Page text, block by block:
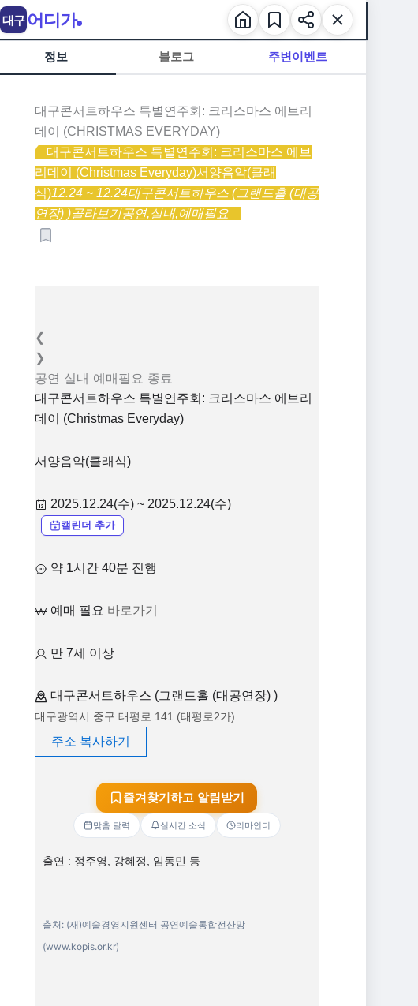
정보 블로그 주변이벤트
대구콘서트하우스 특별연주회: 크리스마스 에브리
데이 (CHRISTMAS EVERYDAY)
대구콘서트하우스 특별연주회: 크리스마스 에브
리데이 (Christmas Everyday)서양음악(클래
식)12.24 ~ 12.24대구콘서트하우스 (그랜드홀 (대공
연장) )골라보기공연,실내,예매필요
❮
❯
공연 실내 예매필요 종료
대구콘서트하우스 특별연주회: 크리스마스 에브리
데이 (Christmas Everyday)
서양음악(클래식)
2025.12.24(수) ~ 2025.12.24(수)
캘린더 추가
약 1시간 40분 진행
예매 필요 바로가기
만 7세 이상
대구콘서트하우스 (그랜드홀 (대공연장) )
대구광역시 중구 태평로 141 (태평로2가)
주소 복사하기
즐겨찾기하고 알림받기
맞춤 달력 실시간 소식 리마인더
출연 : 정주영, 강혜정, 임동민 등
출처: (재)예술경영지원센터 공연예술통합전산망
(www.kopis.or.kr)
대구 어디가